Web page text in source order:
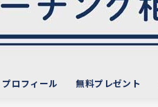
プロフィール 無料プレゼント